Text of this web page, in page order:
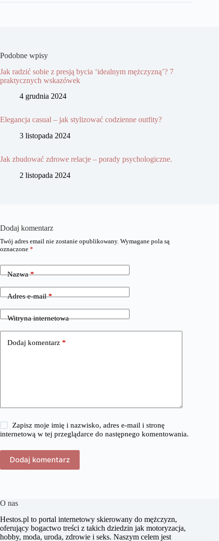
Podobne wpisy
Jak radzić sobie z presją bycia ‘idealnym mężczyzną’? 7
praktycznych wskazówek
4 grudnia 2024
Elegancja casual – jak stylizować codzienne outfity?
3 listopada 2024
Jak zbudować zdrowe relacje – porady psychologiczne.
2 listopada 2024
Dodaj komentarz
Twój adres email nie zostanie opublikowany. Wymagane pola są
oznaczone *
Nazwa*
Adres e-mail*
Witryna internetowa
Dodaj komentarz *
Zapisz moje imię i nazwisko, adres e-mail i stronę
internetową w tej przeglądarce do następnego komentowania.
Dodaj komentarz
O nas
​Hestos.pl to portal internetowy skierowany do mężczyzn,
oferujący bogactwo treści z takich dziedzin jak motoryzacja,
hobby, moda, uroda, zdrowie i seks. Naszym celem jest